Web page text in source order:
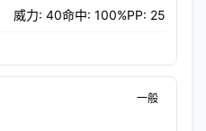
威力: 40命中: 100%PP: 25
一般